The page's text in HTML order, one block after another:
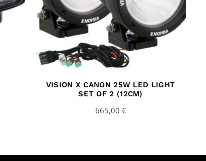
VISION X CANON 25W LED LIGHT
SET OF 2 (12CM)
665,00 €